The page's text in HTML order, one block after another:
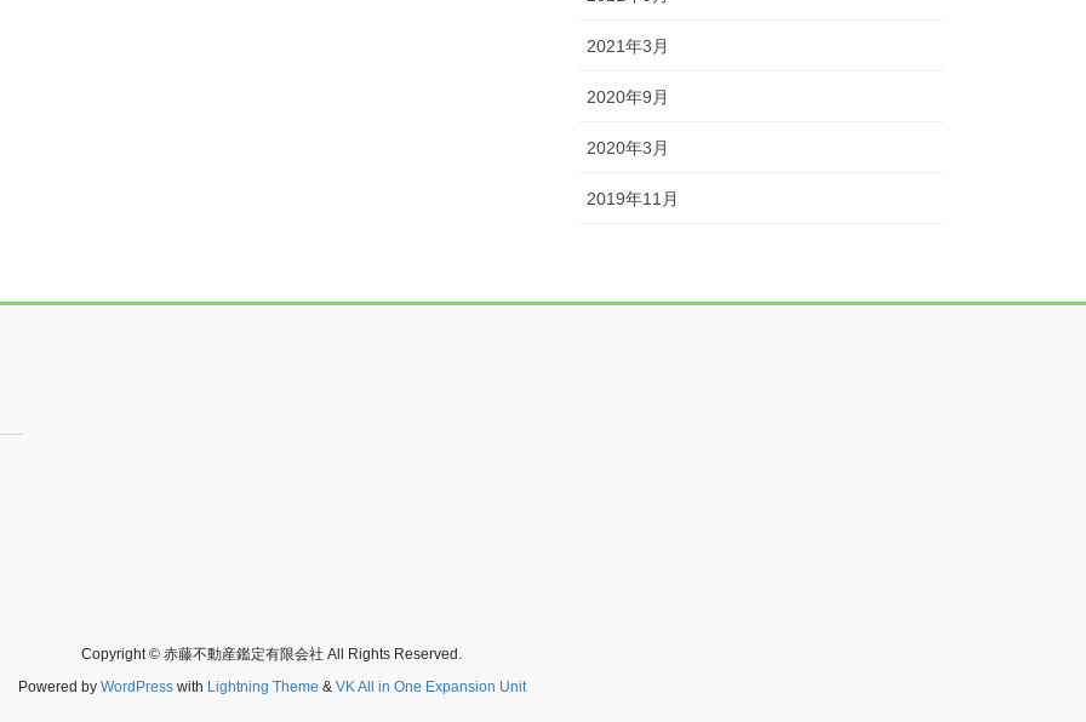
2021年3月
2020年9月
2020年3月
2019年11月
Copyright © 赤藤不動産鑑定有限会社 All Rights Reserved.
Powered by WordPresswith Lightning Theme & VK All in One Expansion Unit